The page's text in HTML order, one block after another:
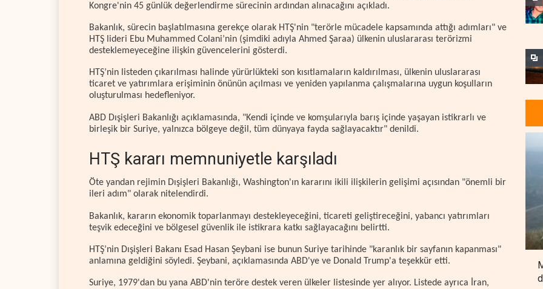
Kongre'nin 45 günlük değerlendirme sürecinin ardından alınacağını açıkladı.
Bakanlık, sürecin başlatılmasına gerekçe olarak HTŞ'nin "terörle mücadele kapsamında attığı adımları" ve
HTŞ lideri Ebu Muhammed Colani’nin (şimdiki adıyla Ahmed Şaraa) ülkenin uluslararası terörizmi
desteklemeyeceğine ilişkin güvencelerini gösterdi.
HTŞ’nin listeden çıkarılması halinde yürürlükteki son kısıtlamaların kaldırılması, ülkenin uluslararası
ticaret ve yatırımlara erişiminin önünün açılması ve yeniden yapılanma çalışmalarına uygun koşulların
oluşturulması hedefleniyor.
ABD Dışişleri Bakanlığı açıklamasında, "Kendi içinde ve komşularıyla barış içinde yaşayan istikrarlı ve
birleşik bir Suriye, yalnızca bölgeye değil, tüm dünyaya fayda sağlayacaktır" denildi.
HTŞ kararı memnuniyetle karşıladı
Öte yandan rejimin Dışişleri Bakanlığı, Washington'ın kararını ikili ilişkilerin gelişimi açısından "önemli bir
ileri adım" olarak nitelendirdi.
Bakanlık, kararın ekonomik toparlanmayı destekleyeceğini, ticareti geliştireceğini, yabancı yatırımları
teşvik edeceğini ve bölgesel güvenlik ile istikrara katkı sağlayacağını belirtti.
HTŞ’nin Dışişleri Bakanı Esad Hasan Şeybani ise bunun Suriye tarihinde "karanlık bir sayfanın kapanması"
anlamına geldiğini söyledi. Şeybani, açıklamasında ABD'ye ve Donald Trump'a teşekkür etti.
Suriye, 1979'dan bu yana ABD'nin teröre destek veren ülkeler listesinde yer alıyor. Listede ayrıca İran,